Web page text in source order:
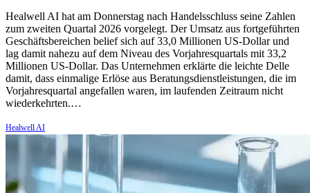
Healwell AI hat am Donnerstag nach Handelsschluss seine Zahlen
zum zweiten Quartal 2026 vorgelegt. Der Umsatz aus fortgeführten
Geschäftsbereichen belief sich auf 33,0 Millionen US-Dollar und
lag damit nahezu auf dem Niveau des Vorjahresquartals mit 33,2
Millionen US-Dollar. Das Unternehmen erklärte die leichte Delle
damit, dass einmalige Erlöse aus Beratungsdienstleistungen, die im
Vorjahresquartal angefallen waren, im laufenden Zeitraum nicht
wiederkehrten.…
Healwell AI